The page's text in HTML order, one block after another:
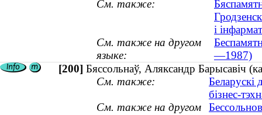
См. также:
і
См. также на другом
языке:
—1987)
[200] Бяссольнаў, Аляксандр Барысавіч
См. также:
Беларускі
бізнес-
См. также на другом